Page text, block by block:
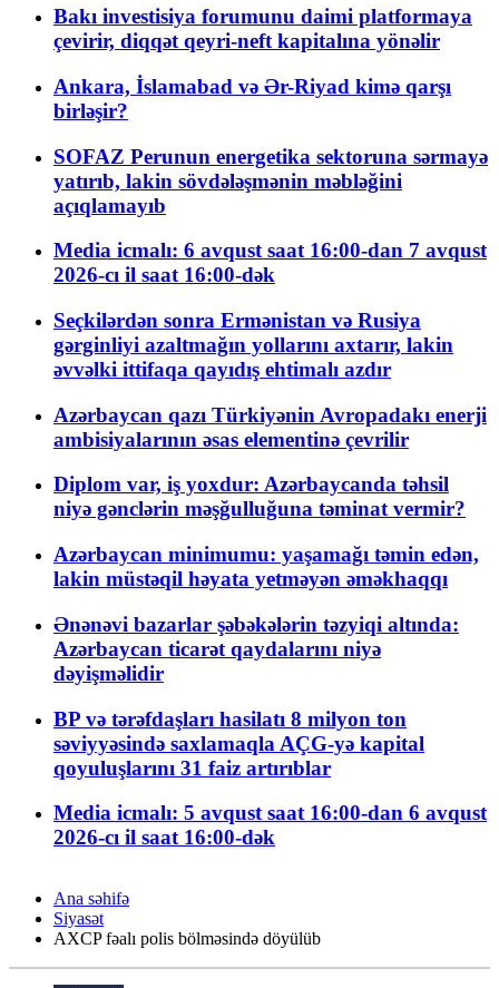
Bakı investisiya forumunu daimi platformaya
çevirir, diqqət qeyri-neft kapitalına yönəlir
Ankara, İslamabad və Ər-Riyad kimə qarşı
birləşir?
SOFAZ Perunun energetika sektoruna sərmayə
yatırıb, lakin sövdələşmənin məbləğini
açıqlamayıb
Media icmalı: 6 avqust saat 16:00-dan 7 avqust
2026-cı il saat 16:00-dək
Seçkilərdən sonra Ermənistan və Rusiya
gərginliyi azaltmağın yollarını axtarır, lakin
əvvəlki ittifaqa qayıdış ehtimalı azdır
Azərbaycan qazı Türkiyənin Avropadakı enerji
ambisiyalarının əsas elementinə çevrilir
Diplom var, iş yoxdur: Azərbaycanda təhsil
niyə gənclərin məşğulluğuna təminat vermir?
Azərbaycan minimumu: yaşamağı təmin edən,
lakin müstəqil həyata yetməyən əməkhaqqı
Ənənəvi bazarlar şəbəkələrin təzyiqi altında:
Azərbaycan ticarət qaydalarını niyə
dəyişməlidir
BP və tərəfdaşları hasilatı 8 milyon ton
səviyyəsində saxlamaqla AÇG-yə kapital
qoyuluşlarını 31 faiz artırıblar
Media icmalı: 5 avqust saat 16:00-dan 6 avqust
2026-cı il saat 16:00-dək
Ana səhifə
Siyasət
AXCP fəalı polis bölməsində döyülüb